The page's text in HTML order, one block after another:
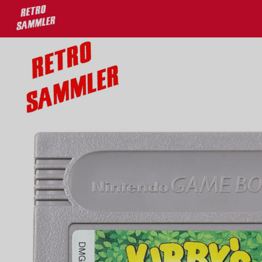
Lieblingsprodukte!
Versand ab 100€